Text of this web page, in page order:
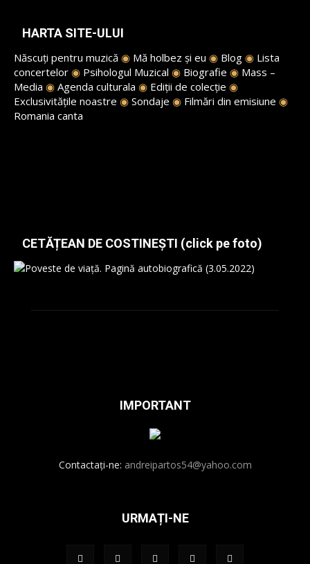
HARTA SITE-ULUI
Născuți pentru muzică ◉ Mă holbez și eu ◉ Blog ◉ Lista
concertelor ◉ Psihologul Muzical ◉ Biografie ◉ Mass –
Media ◉ Agenda culturala ◉ Ediții de colecție ◉
Exclusivitățile noastre ◉ Sondaje ◉ Filmări din emisiune ◉
Romania canta
CETĂȚEAN DE COSTINEȘTI (click pe foto)
IMPORTANT
Contactați-ne: andreipartos54@yahoo.com
URMAȚI-NE